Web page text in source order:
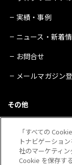
実績・事例
ニュース・新着
お問合せ
メールマガジン
その他
サイトマップ
プライバシーポ
「すべての
トナビゲーショ
社のマーケティ
Cookie を保存す